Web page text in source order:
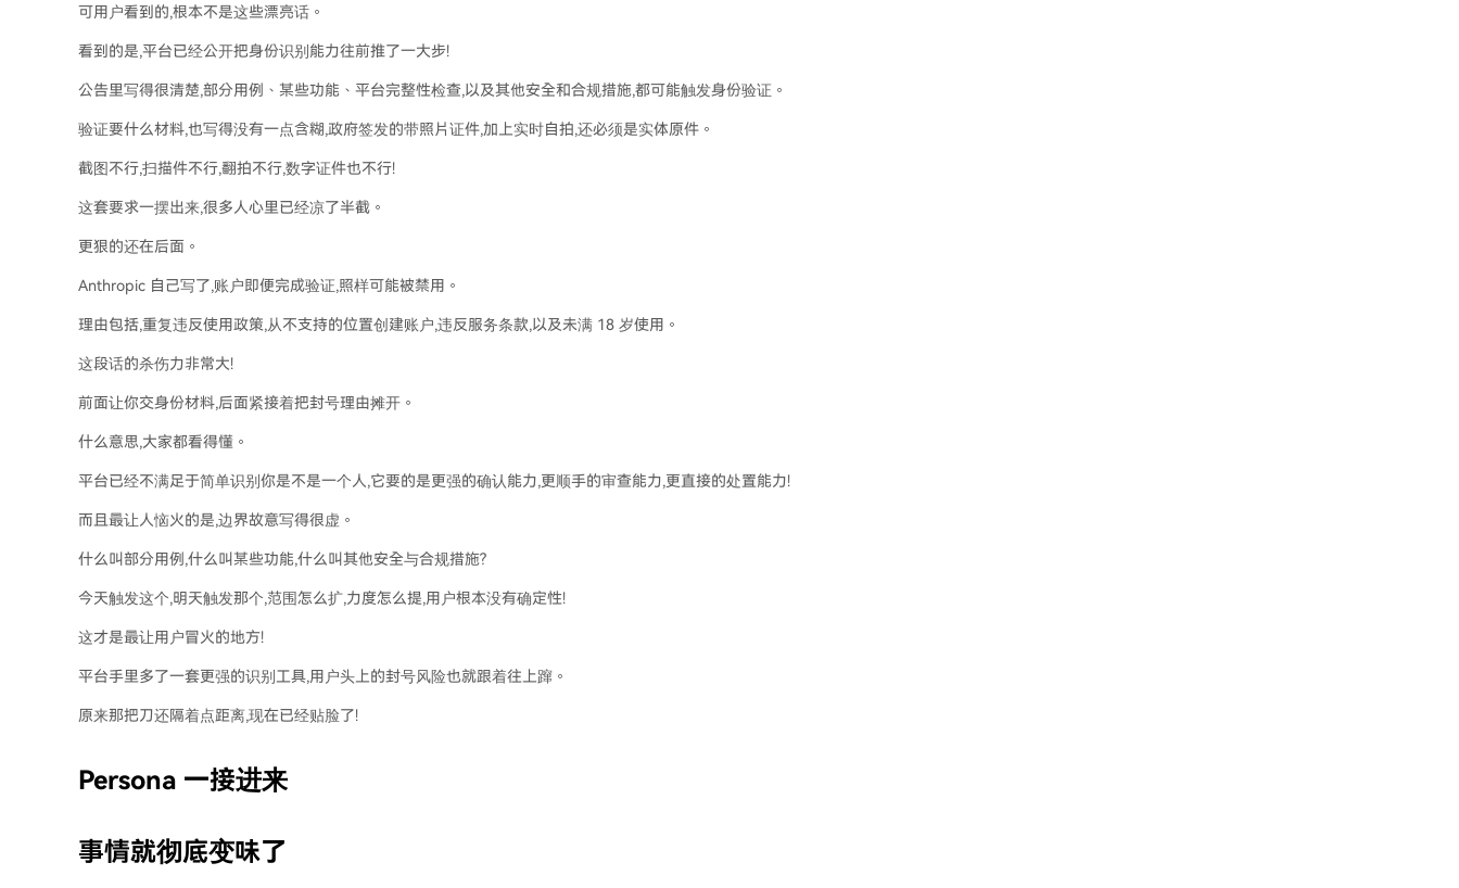
可用户看到的,根本不是这些漂亮话。
看到的是,平台已经公开把身份识别能力往前推了一大步!
公告里写得很清楚,部分用例、某些功能、平台完整性检查,以及其他安全和合规措施,都可能触发身份验证。
验证要什么材料,也写得没有一点含糊,政府签发的带照片证件,加上实时自拍,还必须是实体原件。
截图不行,扫描件不行,翻拍不行,数字证件也不行!
这套要求一摆出来,很多人心里已经凉了半截。
更狠的还在后面。
Anthropic 自己写了,账户即便完成验证,照样可能被禁用。
理由包括,重复违反使用政策,从不支持的位置创建账户,违反服务条款,以及未满 18 岁使用。
这段话的杀伤力非常大!
前面让你交身份材料,后面紧接着把封号理由摊开。
什么意思,大家都看得懂。
平台已经不满足于简单识别你是不是一个人,它要的是更强的确认能力,更顺手的审查能力,更直接的处置能力!
而且最让人恼火的是,边界故意写得很虚。
什么叫部分用例,什么叫某些功能,什么叫其他安全与合规措施?
今天触发这个,明天触发那个,范围怎么扩,力度怎么提,用户根本没有确定性!
这才是最让用户冒火的地方!
平台手里多了一套更强的识别工具,用户头上的封号风险也就跟着往上蹿。
原来那把刀还隔着点距离,现在已经贴脸了!
Persona 一接进来
事情就彻底变味了